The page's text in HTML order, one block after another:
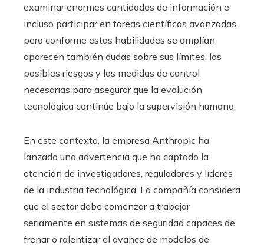
examinar enormes cantidades de información e
incluso participar en tareas científicas avanzadas,
pero conforme estas habilidades se amplían
aparecen también dudas sobre sus límites, los
posibles riesgos y las medidas de control
necesarias para asegurar que la evolución
tecnológica continúe bajo la supervisión humana.
En este contexto, la empresa Anthropic ha
lanzado una advertencia que ha captado la
atención de investigadores, reguladores y líderes
de la industria tecnológica. La compañía considera
que el sector debe comenzar a trabajar
seriamente en sistemas de seguridad capaces de
frenar o ralentizar el avance de modelos de